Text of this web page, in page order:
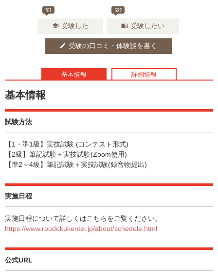
517
school 受験した
622
menu_book 受験したい
edit 受験の口コミ・体験談を書く
基本情報 詳細情報
基本情報
試験方法
【1・準1級】実技試験 (コンテスト形式)
【2級】筆記試験＋実技試験(Zoom使用)
【準2～4級】筆記試験＋実技試験(録音物提出)
実施日程
実施日程について詳しくはこちらをご覧ください。
https://www.roudokukentei.jp/about/schedule.html
公式URL